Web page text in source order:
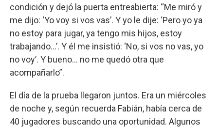
condición y dejó la puerta entreabierta: “Me miró y
me dijo: ‘Yo voy si vos vas’. Y yo le dije: ‘Pero yo ya
no estoy para jugar, ya tengo mis hijos, estoy
trabajando…’. Y él me insistió: ‘No, si vos no vas, yo
no voy’. Y bueno… no me quedó otra que
acompañarlo”.
El día de la prueba llegaron juntos. Era un miércoles
de noche y, según recuerda Fabián, había cerca de
40 jugadores buscando una oportunidad. Algunos